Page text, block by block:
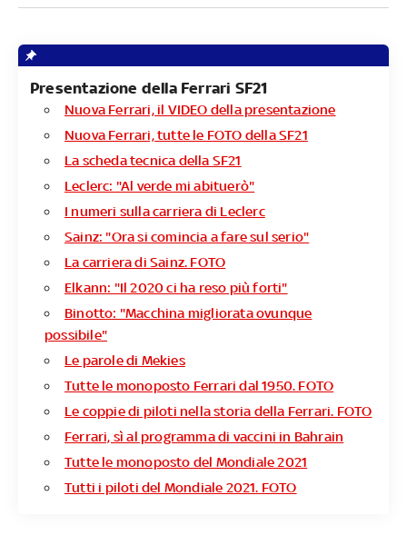
Presentazione della Ferrari SF21
Nuova Ferrari, il VIDEO della presentazione
Nuova Ferrari, tutte le FOTO della SF21
La scheda tecnica della SF21
Leclerc: "Al verde mi abituerò"
I numeri sulla carriera di Leclerc
Sainz: "Ora si comincia a fare sul serio"
La carriera di Sainz. FOTO
Elkann: "Il 2020 ci ha reso più forti"
Binotto: "Macchina migliorata ovunque
possibile"
Le parole di Mekies
Tutte le monoposto Ferrari dal 1950. FOTO
Le coppie di piloti nella storia della Ferrari. FOTO
Ferrari, sì al programma di vaccini in Bahrain
Tutte le monoposto del Mondiale 2021
Tutti i piloti del Mondiale 2021. FOTO